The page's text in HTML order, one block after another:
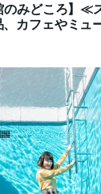
のみどころ】≪
カフェやミュ